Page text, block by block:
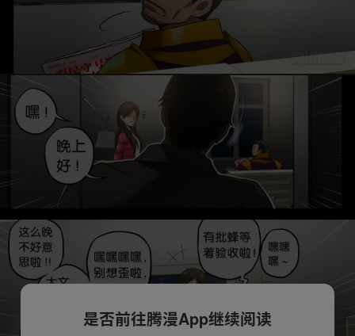
是否前往腾漫App继续阅读